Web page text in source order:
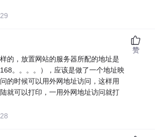
的，放置网站的服务器所配的地址是
。。。。），应该是做了一个地址映
的时候可以用外网地址访问，这样用
就可以打印，一用外网地址访问就打
赞